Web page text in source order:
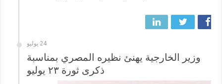
24 يوليو
وزير الخارجية يهنئ نظيره المصري بمناسبة
ذكرى ثورة ٢٣ يوليو